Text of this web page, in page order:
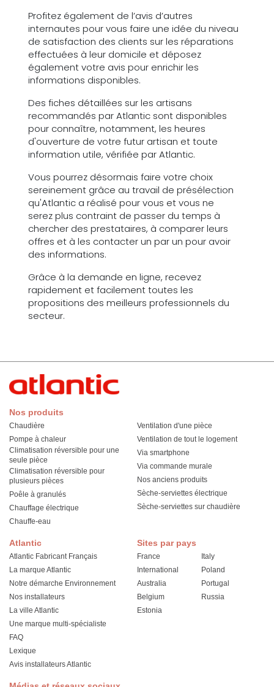
Profitez également de l’avis d’autres
internautes pour vous faire une idée du niveau
de satisfaction des clients sur les réparations
effectuées à leur domicile et déposez
également votre avis pour enrichir les
informations disponibles.
Des fiches détaillées sur les artisans
recommandés par Atlantic sont disponibles
pour connaître, notamment, les heures
d'ouverture de votre futur artisan et toute
information utile, vérifiée par Atlantic.
Vous pourrez désormais faire votre choix
sereinement grâce au travail de présélection
qu'Atlantic a réalisé pour vous et vous ne
serez plus contraint de passer du temps à
chercher des prestataires, à comparer leurs
offres et à les contacter un par un pour avoir
des informations.
Grâce à la demande en ligne, recevez
rapidement et facilement toutes les
propositions des meilleurs professionnels du
secteur.
Atlantic
Atlantic Fabricant Français
La marque Atlantic
Notre démarche Environnement
Nos installateurs
La ville Atlantic
Une marque multi-spécialiste
FAQ
Lexique
Avis installateurs Atlantic
Nos produits
Chaudière
Pompe à chaleur
Climatisation réversible pour une
seule pièce
Climatisation réversible pour
plusieurs pièces
Poêle à granulés
Chauffage électrique
Chauffe-eau
Ventilation d'une pièce
Ventilation de tout le logement
Via smartphone
Via commande murale
Nos anciens produits
Sèche-serviettes électrique
Sèche-serviettes sur chaudière
Sites par pays
France
International
Australia
Belgium
Estonia
Italy
Poland
Portugal
Russia